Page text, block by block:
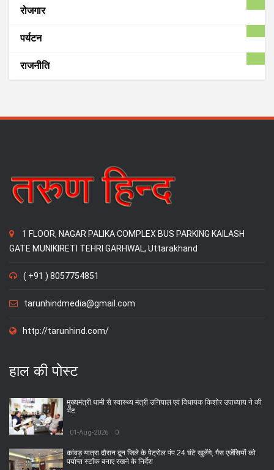
रोजगार
पर्यटन
राजनीति
1 FLOOR, NAGAR PALIKA COMPLEX BUS PARKING KAILASH
GATE MUNIKIRETI TEHRI GARHWAL, Uttarakhand
( +91 ) 8057754851
tarunhindmedia@gmail.com
http://tarunhind.com/
हाल की पोस्ट
मुख्यमंत्री धामी से स्वास्थ्य मंत्री उनियाल एवं विधायक किशोर उपाध्याय ने की
भेंट
01-Aug-2026 0
कांवड़ यात्रा दौरान दून जिले के पेट्रोल पंप 24 घंटे खुलेंगे, गैस एजेंसियों को
पर्याप्त स्टॉक बनाए रखने के निर्देश